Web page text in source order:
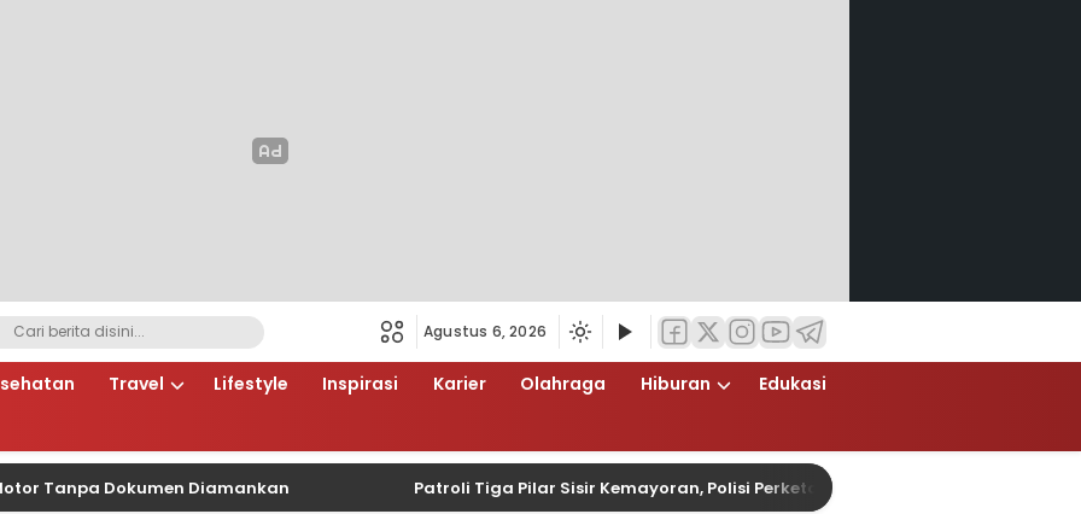
Agustus 6, 2026
Travel Lifestyle Inspirasi Karier Olahraga Hiburan
Edukasi
Dokumen Diamankan Patroli Tiga Pilar Sisir Kemayoran, Polisi Perketat Antisipasi Tawuran dan Kejahatan